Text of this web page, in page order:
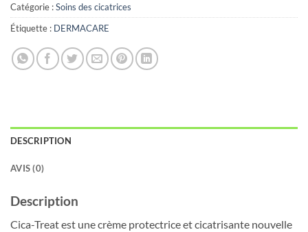
Catégorie :Soins des cicatrices
Étiquette : DERMACARE
DESCRIPTION
AVIS (0)
Description
Cica-Treat est une crème protectrice et cicatrisante nouvelle